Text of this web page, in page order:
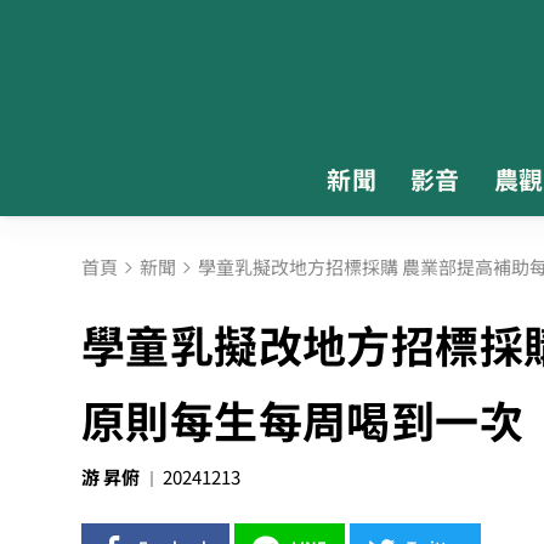
新聞 影音 農
首頁 新聞 學童乳擬改地方招標採購 農業部提高補
學童乳擬改地方招標
原則每生每周喝到一次
游 昇俯 20241213